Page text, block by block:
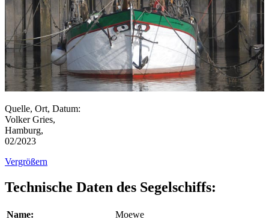
Quelle, Ort, Datum:
Volker Gries,
Hamburg,
02/2023
Vergrößern
Technische Daten des Segelschiffs:
Name: Moewe